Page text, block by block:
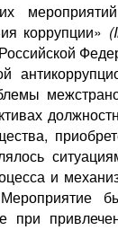
коррупции»
и
при